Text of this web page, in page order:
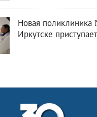
Новая
Иркутске